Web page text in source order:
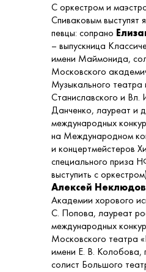
С оркестром и
Спиваковым выступят
певцы: сопрано
– выпускница
имени Маймонида,
Московского
Музыкального театра
Станиславского и
Данченко, лауреат и
международных
на Международном
и концертмейстеров
специального приза
выступить с
Алексей Неклюдов
Академии хорового
С. Попова, лауреат
международных
Московского театра
имени Е. В. Колобова,
солист Большого